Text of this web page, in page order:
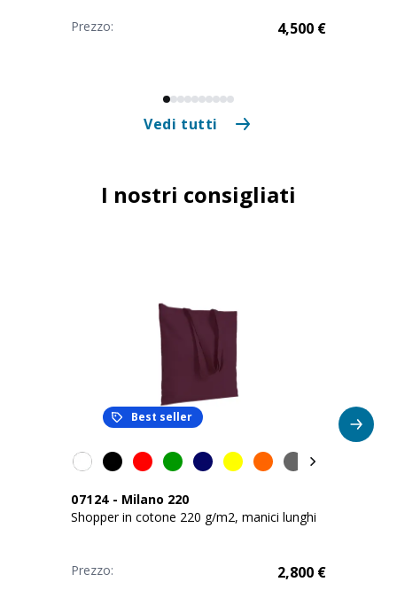
Prezzo: 4,500 €
Vedi tutti
I nostri consigliati
Best seller
07124 - Milano 220
Shopper in cotone 220 g/m2, manici lunghi
Prezzo: 2,800 €